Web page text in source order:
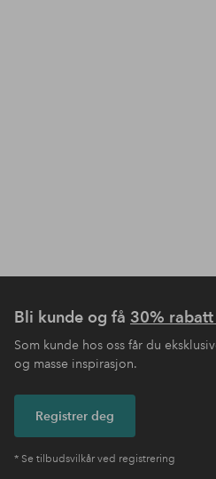
Bli kunde og få 30%
Som kunde hos oss får du
og masse inspirasjon.
Registrer deg
* Se tilbudsvilkår ved registrering